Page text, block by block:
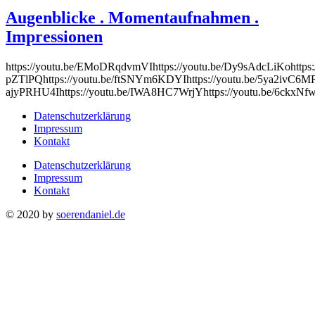
Augenblicke . Momentaufnahmen .
Impressionen
https://youtu.be/EMoDRqdvmVIhttps://youtu.be/
pZTlPQhttps://youtu.be/ftSNYm6KDYIhttps://youtu.be/
ajyPRHU4Ihttps://youtu.be/IWA8HC7WrjYhttps://youtu.be/
Datenschutzerklärung
Impressum
Kontakt
Datenschutzerklärung
Impressum
Kontakt
© 2020 by soerendaniel.de